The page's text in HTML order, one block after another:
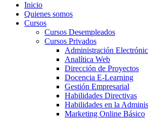
Inicio
Quienes somos
Cursos
Cursos Desempleados
Cursos Privados
Administración
Analítica Web
Dirección de Proyectos
Docencia E-Learning
Gestión Empresarial
Habilidades Directivas
Habilidades en la
Marketing Online Básico